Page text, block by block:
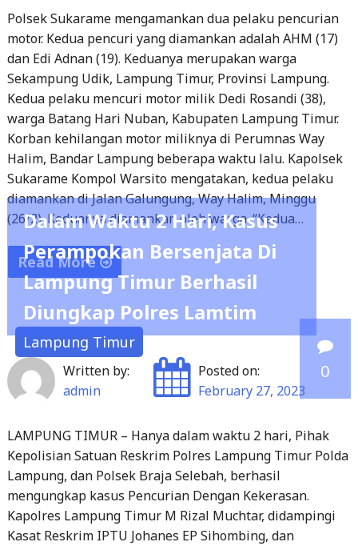
Pelayanan
Publik
Lampung
Tengah"
motor. Kedua pencuri yang diamankan adalah AHM (17)
dan Edi Adnan (19). Keduanya merupakan warga
Sekampung Udik, Lampung Timur, Provinsi Lampung.
Kedua pelaku mencuri motor milik Dedi Rosandi (38),
warga Batang Hari Nuban, Kabupaten Lampung Timur.
Korban kehilangan motor miliknya di Perumnas Way
Halim, Bandar Lampung beberapa waktu lalu. Kapolsek
Sukarame Kompol Warsito mengatakan, kedua pelaku
diamankan di Jalan Galungung, Way Halim, Minggu
(26/2). Keduanya diamankan oleh warga. “Kedua…
Read More
"Polsek
Sukarame
Berhasil
Amankan
Pelaku
Pencurian
Motor"
Lampung Timur
0
Dalam Waktu 2 Hari, Kasus
Perampokan Bersenjata Di
Lampung Timur Berhasil
Diungkap Polres Lamtim
Written by:
admin
February 27, 2023
Kepolisian Satuan Reskrim Polres Lampung Timur Polda
Lampung, dan Polsek Braja Selebah, berhasil
mengungkap kasus Pencurian Dengan Kekerasan.
Kapolres Lampung Timur M Rizal Muchtar, didampingi
Kasat Reskrim IPTU Johanes EP Sihombing, dan
Kapolsek Braja Selebah IPTU Fridi, saat menggelar